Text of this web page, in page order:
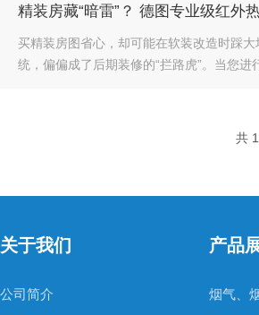
精装房藏“暗雷”？ 德图专业级红外
买精装房图省心，却可能在软装改造时踩
统，偏偏成了后期装修的“拦路虎”。当您进
共
关于我们
公司简介
产品
烟气、